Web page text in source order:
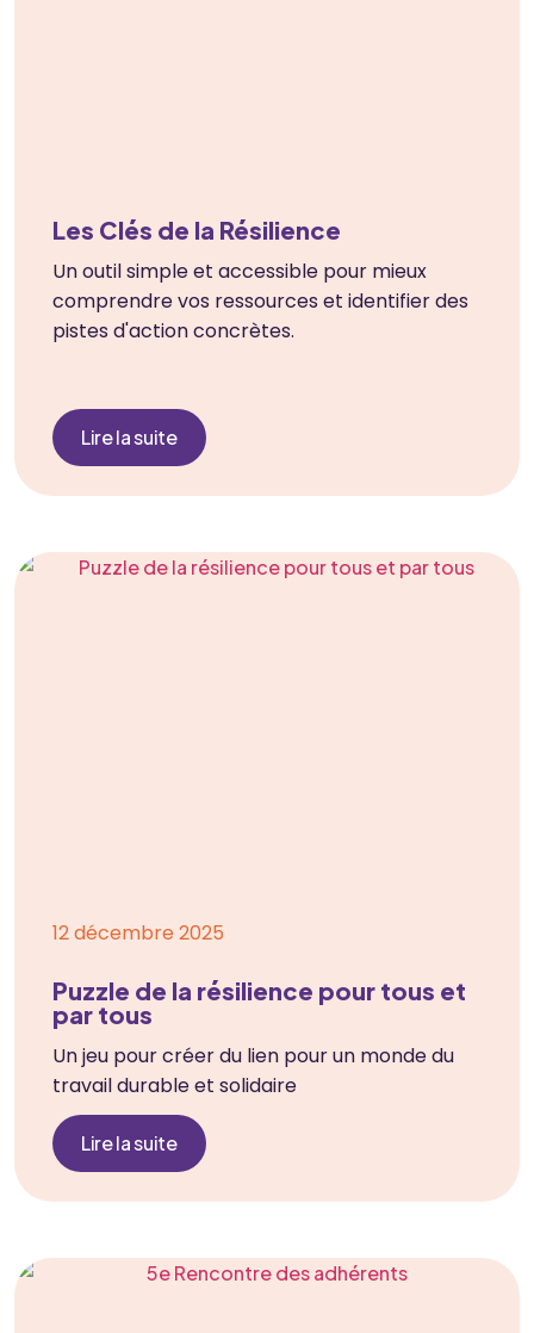
Les Clés de la Résilience
Un outil simple et accessible pour mieux
comprendre vos ressources et identifier des
pistes d'action concrètes.
Lire la suite
12 décembre 2025
Puzzle de la résilience pour tous et
par tous
Un jeu pour créer du lien pour un monde du
travail durable et solidaire
Lire la suite